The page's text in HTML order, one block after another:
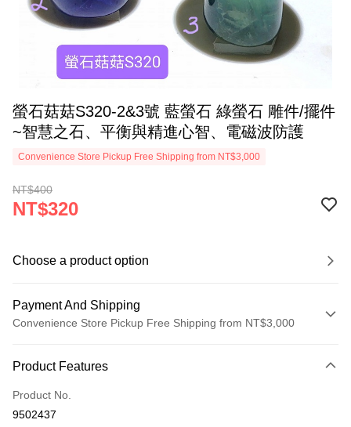
螢石菇菇S320-2&3號 藍螢石 綠螢石 雕件/擺件
~智慧之石、平衡與精進心智、電磁波防護
Convenience Store Pickup Free Shipping from NT$3,000
NT$400
NT$320
Choose a product option
Payment And Shipping
Convenience Store Pickup Free Shipping from NT$3,000
Credit Card (Full Payment)
Convenience Store Pickup and Pay
Product Features
Product No.
9502437